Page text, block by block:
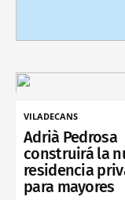
VILADECANS
Adrià Pedrosa
construirá la
residencia
para mayores